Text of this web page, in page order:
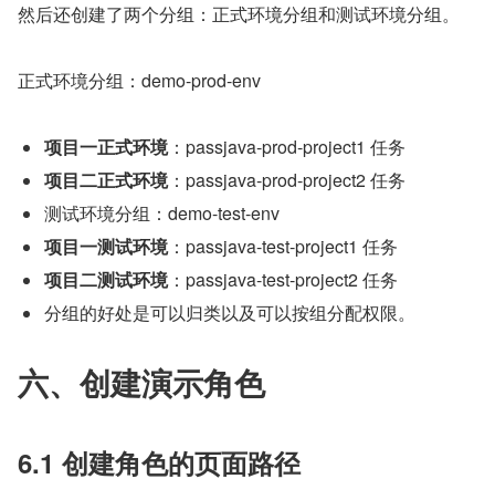
然后还创建了两个分组：正式环境分组和测试环境分组。
正式环境分组：demo-prod-env
项目一正式环境：passjava-prod-project1 任务
项目二正式环境：passjava-prod-project2 任务
测试环境分组：demo-test-env
项目一测试环境：passjava-test-project1 任务
项目二测试环境：passjava-test-project2 任务
分组的好处是可以归类以及可以按组分配权限。
六、创建演示角色
6.1 创建角色的页面路径